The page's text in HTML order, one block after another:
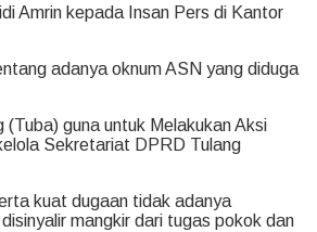
Amrin kepada Insan Pers di Kantor
adanya oknum ASN yang diduga
guna untuk Melakukan Aksi
Sekretariat DPRD Tulang
kuat dugaan tidak adanya
mangkir dari tugas pokok dan